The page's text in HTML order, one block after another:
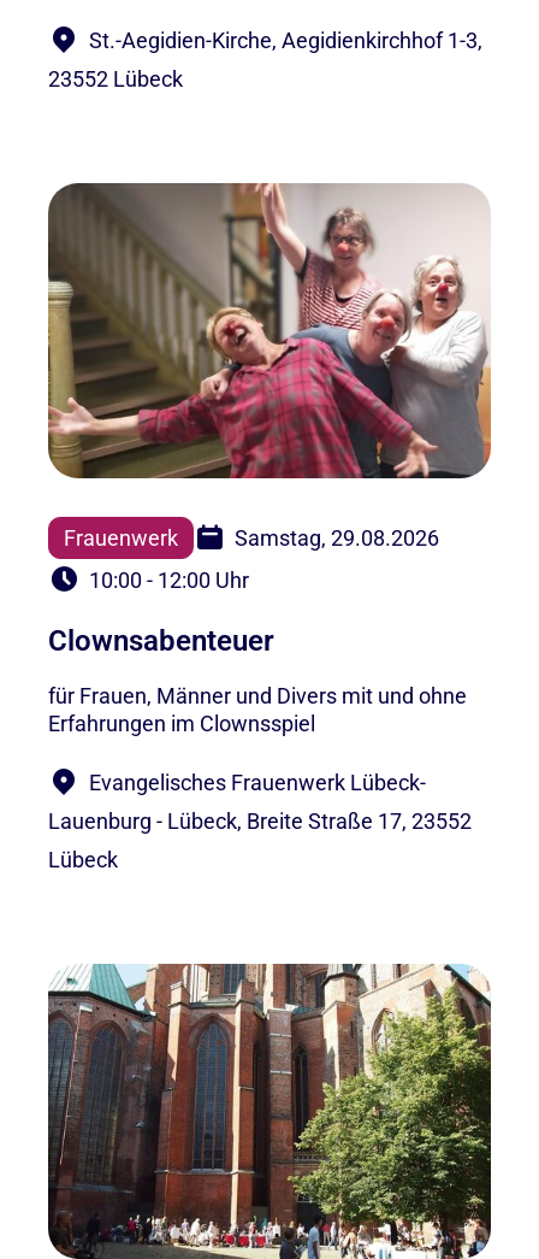
St.-Aegidien-Kirche, Aegidienkirchhof 1-3,
23552 Lübeck
Frauenwerk
Samstag, 29.08.2026
10:00 - 12:00 Uhr
Clownsabenteuer
für Frauen, Männer und Divers mit und ohne
Erfahrungen im Clownsspiel
Evangelisches Frauenwerk Lübeck-
Lauenburg - Lübeck, Breite Straße 17, 23552
Lübeck